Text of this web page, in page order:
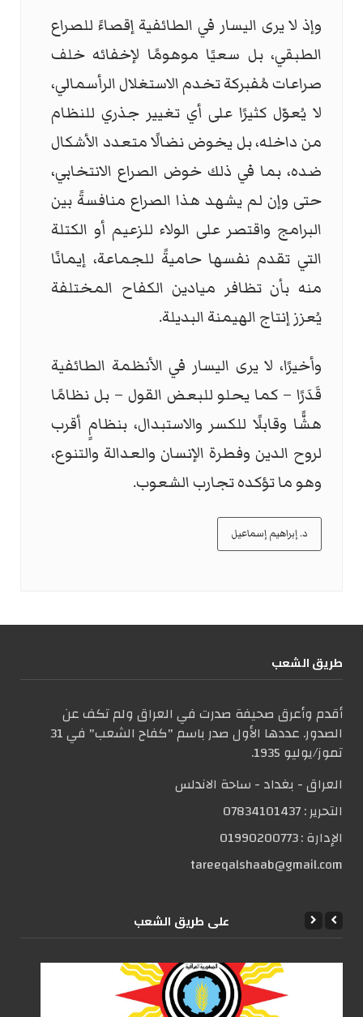
وإذ لا يرى اليسار في الطائفية إقصاءً للصراع
الطبقي، بل سعيًا موهومًا لإخفائه خلف
صراعات مُفبركة تخدم الاستغلال الرأسمالي،
لا يُعوّل كثيرًا على أي تغيير جذري للنظام
من داخله، بل يخوض نضالًا متعدد الأشكال
ضده، بما في ذلك خوض الصراع الانتخابي،
حتى وإن لم يشهد هذا الصراع منافسةً بين
البرامج واقتصر على الولاء للزعيم أو الكتلة
التي تقدم نفسها حاميةً للجماعة، إيمانًا
منه بأن تظافر ميادين الكفاح المختلفة
يُعزز إنتاج الهيمنة البديلة.
وأخيرًا، لا يرى اليسار في الأنظمة الطائفية
قَدَرًا – كما يحلو للبعض القول – بل نظامًا
هشًّا وقابلًا للكسر والاستبدال، بنظامٍ أقرب
لروح الدين وفطرة الإنسان والعدالة والتنوع،
وهو ما تؤكده تجارب الشعوب.
د. إبراهيم إسماعيل
طریق الشعب
أقدم وأعرق صحيفة صدرت في العراق ولم تكف عن
الصدور. عددها الأول صدر باسم "كفاح الشعب" في 31
تموز/يوليو 1935.
العراق - بغداد - ساحة الاندلس
التحریر :07834101437
الإدارة :01990200773
tareeqalshaab@gmail.com
علی طریق الشعب